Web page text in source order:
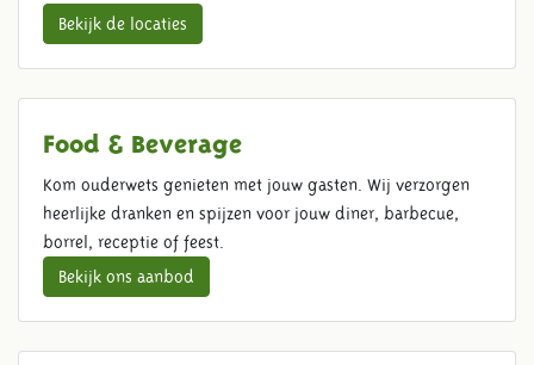
Bekijk de locaties
Food & Beverage
Kom ouderwets genieten met jouw gasten. Wij verzorgen
heerlijke dranken en spijzen voor jouw diner, barbecue,
borrel, receptie of feest.
Bekijk ons aanbod